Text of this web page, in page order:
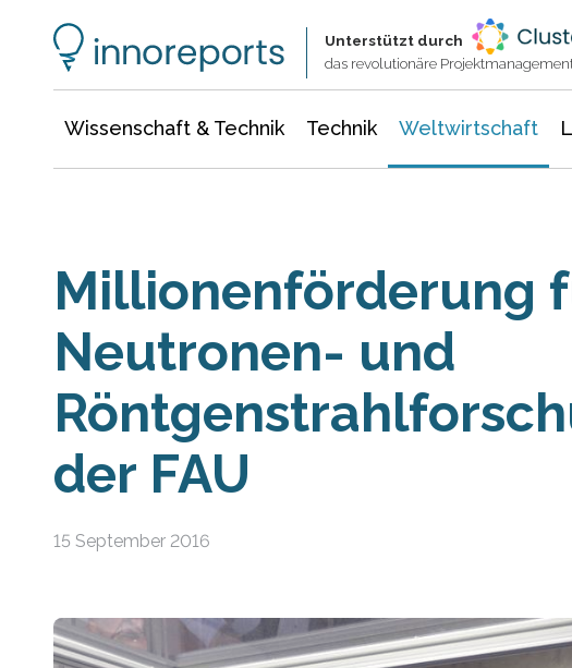
Unterstützt durch
das revolutionäre
Wissenschaft & Technik Technik Weltwirtschaft
Millionenförderung
Neutronen- und
der FAU
15 September 2016